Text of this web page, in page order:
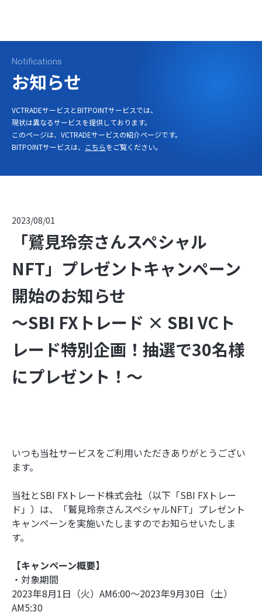
Notifications
お知らせ
VCTRADEサービスとBITPOINTサービスでは、
現状は異なるサービスを提供しております。
このページは、VCTRADEサービスの紹介ページです。
BITPOINTサービスは、
こちらをご覧ください。
2023/08/01
「鷲見玲奈さんスペシャル
NFT」プレゼントキャンペーン
開始のお知らせ
～SBI FXトレード × SBI VCト
レード特別企画！抽選で30名様
にプレゼント！～
いつも当社サービスをご利用いただきありがとうござい
ます。
当社とSBI FXトレード株式会社（以下「SBI FXトレー
ド」）は、「鷲見玲奈さんスペシャルNFT」プレゼント
キャンペーンを実施いたしますのでお知らせいたしま
す。
【キャンペーン概要】
・対象期間
2023年8月1日（火）AM6:00～2023年9月30日（土）
AM5:30